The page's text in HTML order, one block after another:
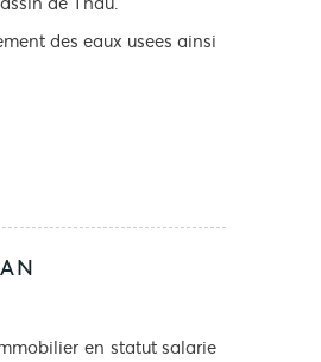
des eaux usees ainsi
en statut salarie